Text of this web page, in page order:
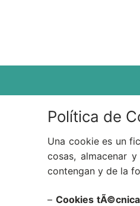
Política de
Una cookie es un
cosas, almacenar
contengan y de la
– Cookies